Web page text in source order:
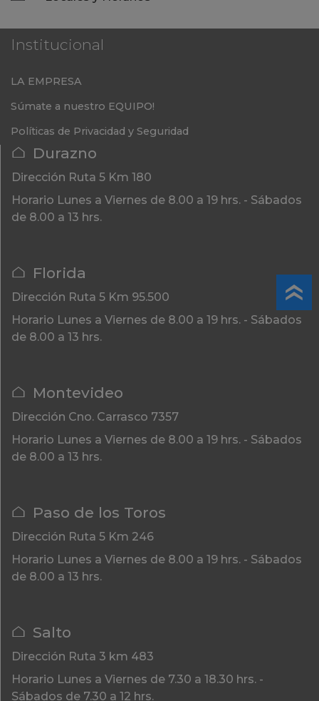
Institucional
LA EMPRESA
Súmate a nuestro EQUIPO!
Políticas de Privacidad y Seguridad
Durazno
Dirección Ruta 5 Km 180
Horario Lunes a Viernes de 8.00 a 19 hrs. - Sábados
de 8.00 a 13 hrs.
Florida
Dirección Ruta 5 Km 95.500
Horario Lunes a Viernes de 8.00 a 19 hrs. - Sábados
de 8.00 a 13 hrs.
Montevideo
Dirección Cno. Carrasco 7357
Horario Lunes a Viernes de 8.00 a 19 hrs. - Sábados
de 8.00 a 13 hrs.
Paso de los Toros
Dirección Ruta 5 Km 246
Horario Lunes a Viernes de 8.00 a 19 hrs. - Sábados
de 8.00 a 13 hrs.
Salto
Dirección Ruta 3 km 483
Horario Lunes a Viernes de 7.30 a 18.30 hrs. -
Sábados de 7.30 a 12 hrs.